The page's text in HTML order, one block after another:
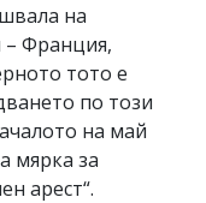
на
– Франция,
тото е
по този
на май
мярка за
арест“.